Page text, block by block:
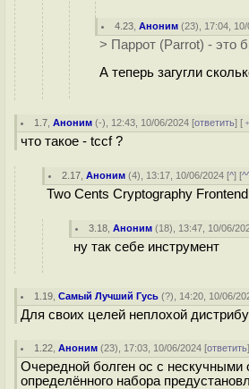
4.23 ,Аноним (23), 17:04,
> Паррот (Parrot) - это
А теперь загугли
1.7 ,Аноним (-), 12:43, 10/06/2024 [ответить] [
что такое - tccf ?
2.17 ,Аноним (4), 13:17, 10/06/2024 [^] [
Two Cents Cryptography Frontend
3.18 ,Аноним (18), 13:47, 10/06/
ну так себе инструмент
1.19 ,Самый Лучший Гусь (?), 14:20, 10/06/
Для своих целей неплохой
1.22 ,Аноним (23), 17:03, 10/06/2024 [ответить
Очередной болген ос с
определённого набора